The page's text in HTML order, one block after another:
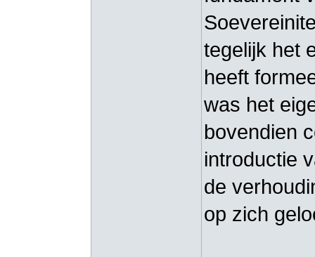
tegelijk het
heeft
was het
bovendien
introductie
de
op zich